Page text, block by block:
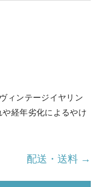
ィンテージイヤリン
経年劣化によるやけ
配送・送料 →